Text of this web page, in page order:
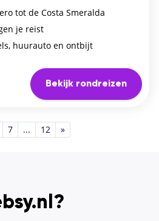
tot de Costa Smeralda
je reist
huurauto en ontbijt
Bekijk rondreizen
7 ... 12 »